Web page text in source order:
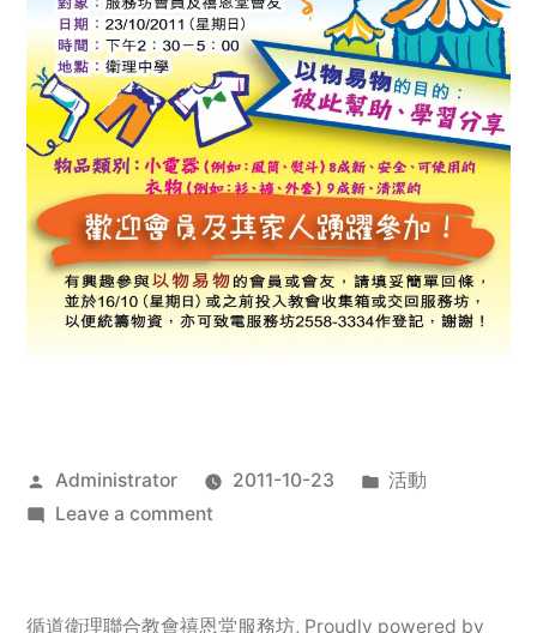
Posted
by
Administrator 2011-10-23
Posted
活動
Leave a commenton
服
循道衛理聯合教會禧恩堂服務坊, Proudly powered by